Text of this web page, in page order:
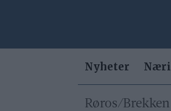
Nyheter
Røros/